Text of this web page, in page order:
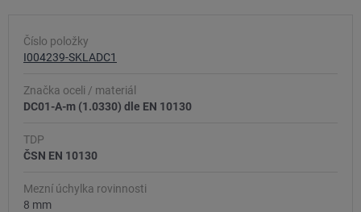
Číslo položky
I004239-SKLADC1
Značka oceli / materiál
DC01-A-m (1.0330) dle EN 10130
TDP
ČSN EN 10130
Mezní úchylka rovinnosti
8 mm